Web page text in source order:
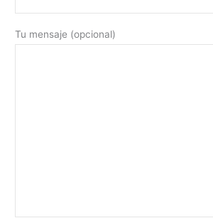
Tu mensaje (opcional)